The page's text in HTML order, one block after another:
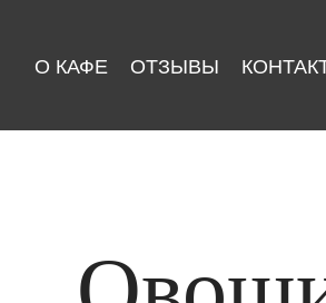
О КАФЕ ОТЗЫВЫ